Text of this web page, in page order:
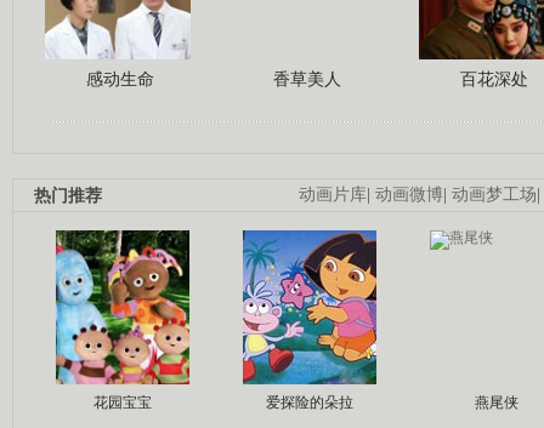
感动生命 香草美人 百花深处
动画片库| 动画微博| 动画梦工场|
热门推荐
花园宝宝 爱探险的朵拉 燕尾侠